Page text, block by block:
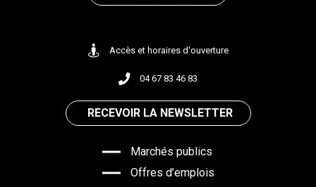
Accès et horaires d'ouverture
04 67 83 46 83
RECEVOIR LA NEWSLETTER
Marchés publics
Offres d’emplois